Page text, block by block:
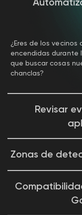
¿Eres de los
encendidas durante
que buscar cosas
chanclas?
Revisar
¿Te perdiste algo?
una cámara
inteligente del
Zonas de
Monitor specific
notifications when it